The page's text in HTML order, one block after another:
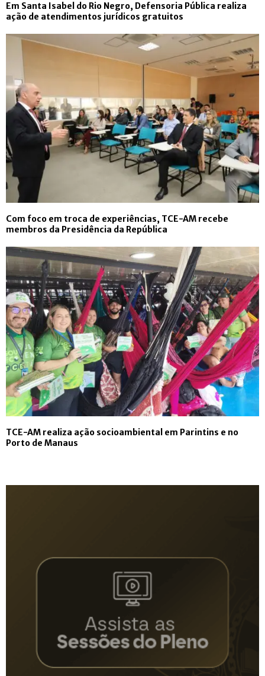
Em Santa Isabel do Rio Negro, Defensoria Pública realiza
ação de atendimentos jurídicos gratuitos
Com foco em troca de experiências, TCE-AM recebe
membros da Presidência da República
TCE-AM realiza ação socioambiental em Parintins e no
Porto de Manaus